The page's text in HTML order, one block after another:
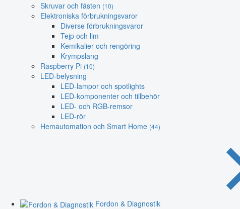
Skruvar och fästen (10)
Elektroniska förbrukningsvaror
Diverse förbrukningsvaror
Tejp och lim
Kemikalier och rengöring
Krympslang
Raspberry Pi (10)
LED-belysning
LED-lampor och spotlights
LED-komponenter och tillbehör
LED- och RGB-remsor
LED-rör
Hemautomation och Smart Home (44)
Fordon & Diagnostik